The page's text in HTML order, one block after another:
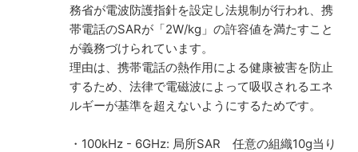
務省が電波防護指針を設定し法規制が行われ、携
帯電話のSARが「2W/kg」の許容値を満たすこと
が義務づけられています。
理由は、携帯電話の熱作用による健康被害を防止
するため、法律で電磁波によって吸収されるエネ
ルギーが基準を超えないようにするためです。
・100kHz - 6GHz: 局所SAR 任意の組織10g当り